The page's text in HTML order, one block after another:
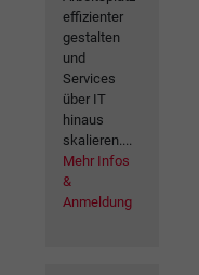
effizienter
gestalten
und
Services
über IT
hinaus
skalieren....
Mehr Infos
&
Anmeldung